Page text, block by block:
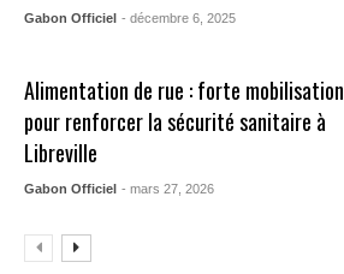
Gabon Officiel - décembre 6, 2025
Alimentation de rue : forte mobilisation
pour renforcer la sécurité sanitaire à
Libreville
Gabon Officiel - mars 27, 2026